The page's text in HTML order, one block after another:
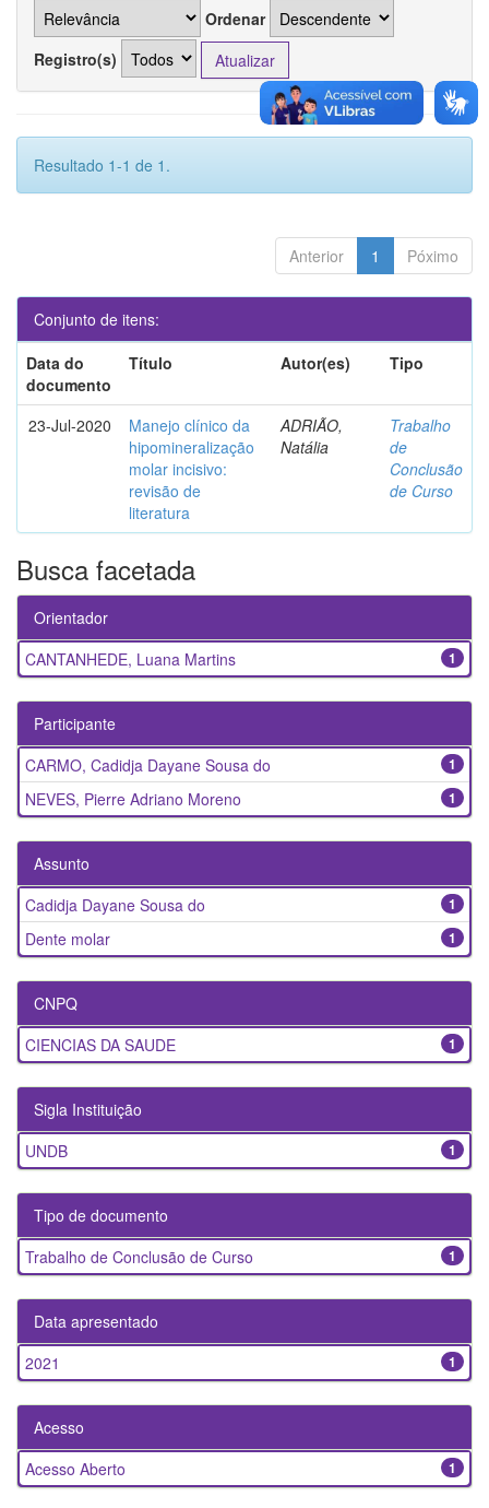
Ordenar
Registro(s)
Resultado 1-1 de 1.
Anterior 1 Póximo
Conjunto de itens:
Data do
documento
Título Autor(es) Tipo
23-Jul-2020
Manejo clínico da
hipomineralização
molar incisivo:
revisão de
literatura
ADRIÃO,
Natália
Trabalho
de
Conclusão
de Curso
Busca facetada
Orientador
1
CANTANHEDE, Luana Martins
Participante
1
CARMO, Cadidja Dayane Sousa do
1
NEVES, Pierre Adriano Moreno
Assunto
1
Cadidja Dayane Sousa do
1
Dente molar
CNPQ
1
CIENCIAS DA SAUDE
Sigla Instituição
1
UNDB
Tipo de documento
1
Trabalho de Conclusão de Curso
Data apresentado
1
2021
Acesso
1
Acesso Aberto